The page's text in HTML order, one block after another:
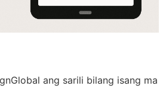
ang sarili bilang isang ma